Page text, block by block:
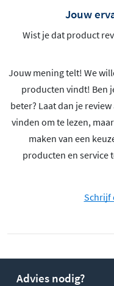
Jouw
Wist je dat product
Jouw mening telt! We
producten vindt! Ben
beter? Laat dan je
vinden om te lezen,
maken van een
producten en service
Schrijf
Advies nodig?